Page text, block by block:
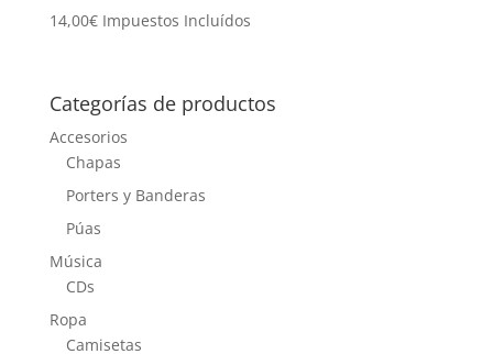
14,00€ Impuestos Incluídos
Categorías de productos
Accesorios
Chapas
Porters y Banderas
Púas
Música
CDs
Ropa
Camisetas